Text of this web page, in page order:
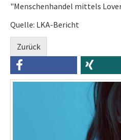
"Menschenhandel mittels
Quelle: LKA-Bericht
Zurück